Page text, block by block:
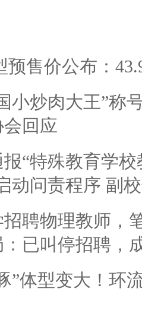
预售价公布：
小炒肉大王”称
回应
“特殊教育学
动问责程序 副
聘物理教师，
已叫停招聘，
”体型变大！环